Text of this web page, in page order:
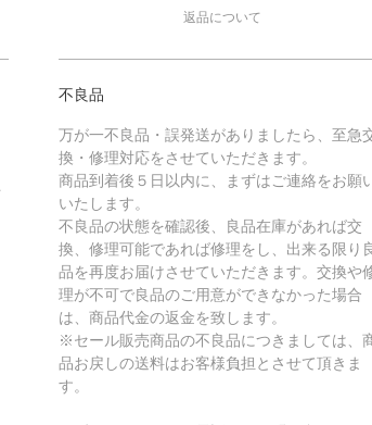
返品について
不良品
万が一不良品・誤発送がありましたら、至急
換・修理対応をさせていただきます。
商品到着後５日以内に、まずはご連絡をお願
いたします。
不良品の状態を確認後、良品在庫があれば交
換、修理可能であれば修理をし、出来る限り
品を再度お届けさせていただきます。交換や
理が不可で良品のご用意ができなかった場合
は、商品代金の返金を致します。
※セール販売商品の不良品につきましては、
品お戻しの送料はお客様負担とさせて頂きま
す。